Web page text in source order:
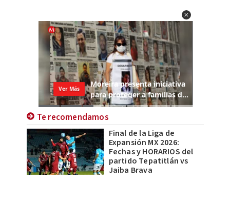
Te recomendamos
Final de la Liga de
Expansión MX 2026:
Fechas y HORARIOS del
partido Tepatitlán vs
Jaiba Brava